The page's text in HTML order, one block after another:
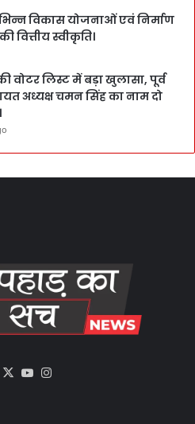
विकास योजनाओं एवं निर्माण
वित्तीय स्वीकृति।
वोटर लिस्ट में बड़ा खुलासा, पूर्व
अध्यक्ष चमन सिंह का नाम दो
Facebook
X YouTube